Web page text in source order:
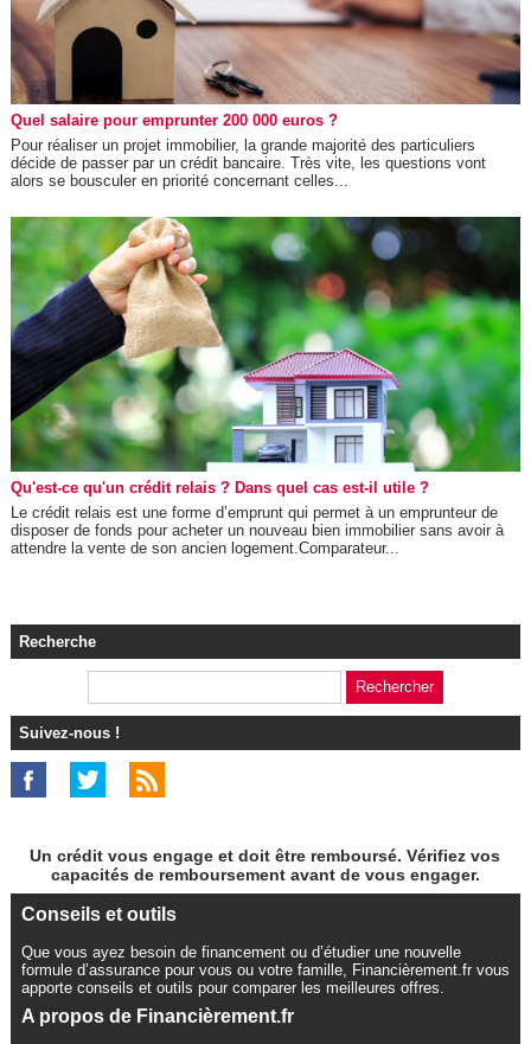
Quel salaire pour emprunter 200 000 euros ?
Pour réaliser un projet immobilier, la grande majorité des particuliers
décide de passer par un crédit bancaire. Très vite, les questions vont
alors se bousculer en priorité concernant celles...
Qu'est-ce qu'un crédit relais ? Dans quel cas est-il utile ?
Le crédit relais est une forme d’emprunt qui permet à un emprunteur de
disposer de fonds pour acheter un nouveau bien immobilier sans avoir à
attendre la vente de son ancien logement.Comparateur...
Recherche
Suivez-nous !
Un crédit vous engage et doit être remboursé. Vérifiez vos
capacités de remboursement avant de vous engager.
Conseils et outils
Que vous ayez besoin de financement ou d’étudier une nouvelle
formule d’assurance pour vous ou votre famille, Financièrement.fr vous
apporte conseils et outils pour comparer les meilleures offres.
A propos de Financièrement.fr